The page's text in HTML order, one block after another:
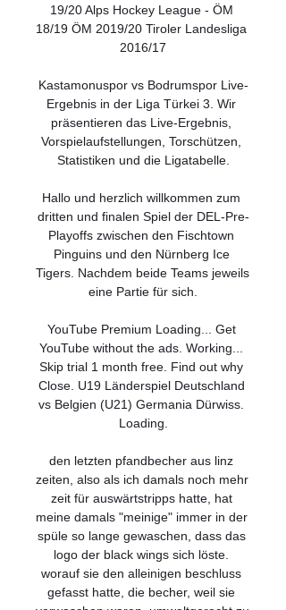
19/20 Alps Hockey League - ÖM
18/19 ÖM 2019/20 Tiroler Landesliga
2016/17
Kastamonuspor vs Bodrumspor Live-
Ergebnis in der Liga Türkei 3. Wir
präsentieren das Live-Ergebnis,
Vorspielaufstellungen, Torschützen,
Statistiken und die Ligatabelle.
Hallo und herzlich willkommen zum
dritten und finalen Spiel der DEL-Pre-
Playoffs zwischen den Fischtown
Pinguins und den Nürnberg Ice
Tigers. Nachdem beide Teams jeweils
eine Partie für sich.
YouTube Premium Loading... Get
YouTube without the ads. Working...
Skip trial 1 month free. Find out why
Close. U19 Länderspiel Deutschland
vs Belgien (U21) Germania Dürwiss.
Loading.
den letzten pfandbecher aus linz
zeiten, also als ich damals noch mehr
zeit für auswärtstripps hatte, hat
meine damals "meinige" immer in der
spüle so lange gewaschen, dass das
logo der black wings sich löste.
worauf sie den alleinigen beschluss
gefasst hatte, die becher, weil sie